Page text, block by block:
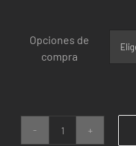
desde
Opciones de
compra
Búger